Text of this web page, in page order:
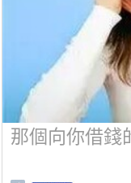
那個向你借錢